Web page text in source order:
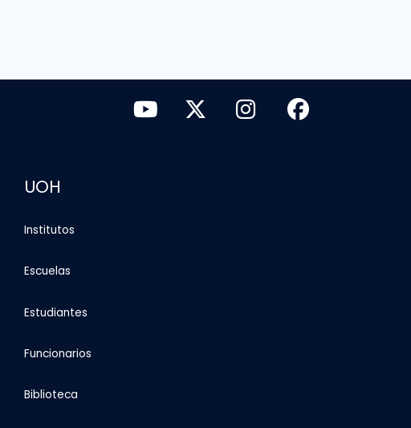
UOH
Institutos
Escuelas
Estudiantes
Funcionarios
Biblioteca